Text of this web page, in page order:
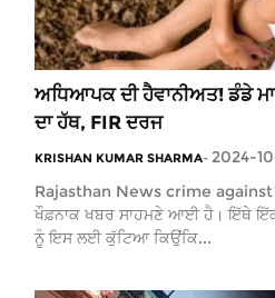
ਅਧਿਆਪਕ ਦੀ ਹੈਵਾਨੀਅਤ! ਡੰਡੇ
ਦਾ ਹੱਥ, FIR ਦਰਜ
KRISHAN KUMAR SHARMA- 2024-
Rajasthan News crime against
ਖੌਫ਼ਨਾਕ ਖਬਰ ਸਾਹਮਣੇ ਆਈ ਹੈ। ਇੱਥੇ
ਨੂੰ ਇਸ ਲਈ ਕੁੱਟਿਆ ਕਿਉਂਕਿ...